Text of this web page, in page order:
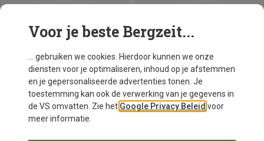
Je bespaart 11% Je bespaart 31%
Voor je beste Bergzeit...
... gebruiken we cookies. Hierdoor kunnen we onze
diensten voor je optimaliseren, inhoud op je afstemmen
en je gepersonaliseerde advertenties tonen. Je
toestemming kan ook de verwerking van je gegevens in
de VS omvatten. Zie het Google Privacy Beleid voor
meer informatie.